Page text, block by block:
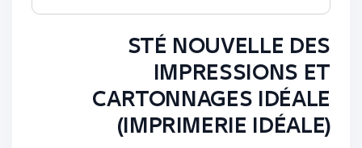
STÉ NOUVELLE DES
IMPRESSIONS ET
CARTONNAGES IDÉALE
(IMPRIMERIE IDÉALE)